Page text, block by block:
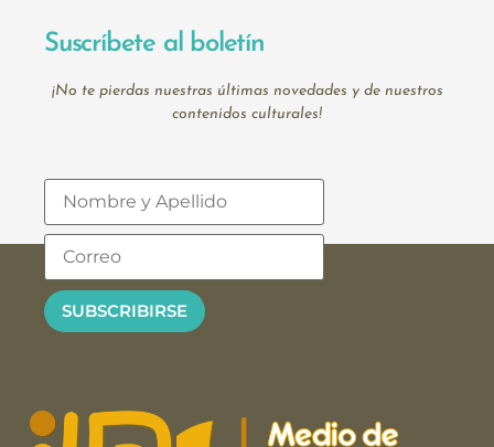
Suscríbete al boletín
¡No te pierdas nuestras últimas novedades y de nuestros
contenidos culturales!